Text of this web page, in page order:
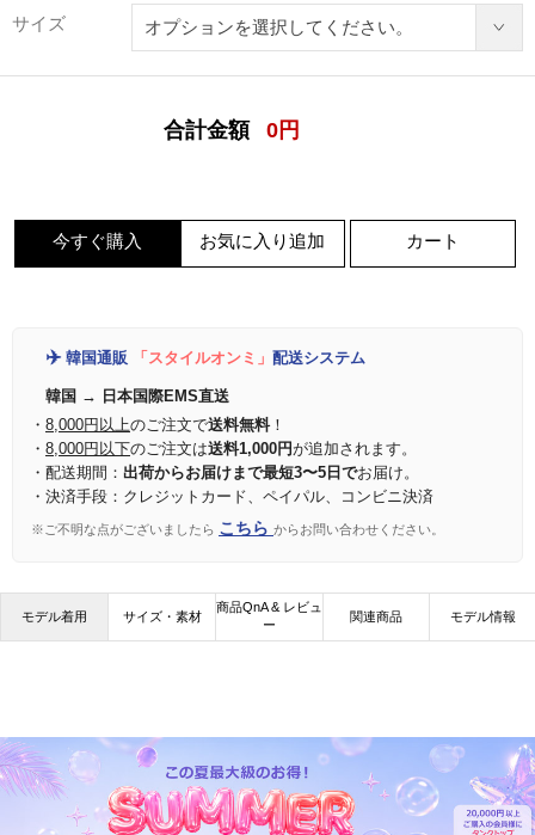
サイズ
合計金額 0 円
今すぐ購入 お気に入り追加 カート
✈️ 韓国通販 「スタイルオンミ」 配送システム
韓国 → 日本国際EMS直送
・ 8,000円以上のご注文で送料無料！
・ 8,000円以下のご注文は送料1,000円が追加されます。
・配送期間： 出荷からお届けまで最短3〜5日でお届け。
・決済手段：クレジットカード、ペイパル、コンビニ決済
※ご不明な点がございましたら こちら からお問い合わせください。
モデル着用 サイズ・素材
商品QnA & レビュ
ー
関連商品 モデル情報